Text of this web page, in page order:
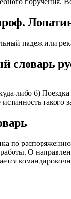
визы >
№ 20118251359
по
опытом работы:
в том числе
консультировать
подключать
за что получают
консультант,
Альфа-Банк,
поручения.
падеж или
словарь
либо б)
такого
по
О